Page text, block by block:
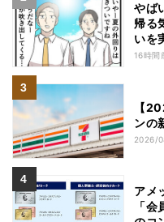
やば
帰る
いを
16時間
【
ンの
2026/
アメ
「